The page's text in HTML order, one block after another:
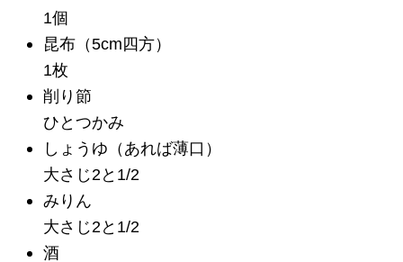
1個
昆布 （5cm四方）
1枚
削り節
ひとつかみ
しょうゆ （あれば薄口）
大さじ2と1/2
みりん
大さじ2と1/2
酒